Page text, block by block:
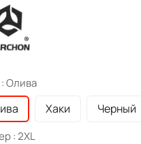
Олива
Хаки Черный
:2XL